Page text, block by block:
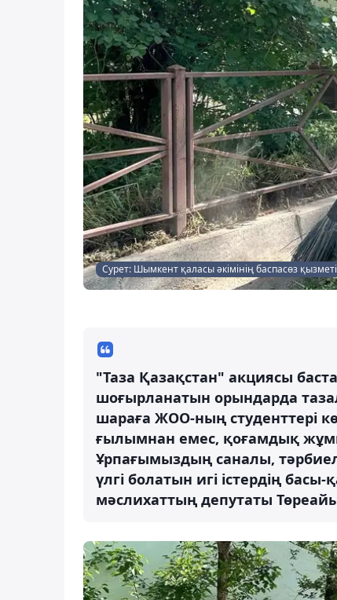
Сурет: Шымкент қаласы әкімінің баспасөз қызметі
"Таза Қазақстан" акциясы
шоғырланатын орындарда
шараға ЖОО-ның студенттері
ғылымнан емес, қоғамдық
Ұрпағымыздың саналы,
үлгі болатын игі істердің
мәслихаттың депутаты